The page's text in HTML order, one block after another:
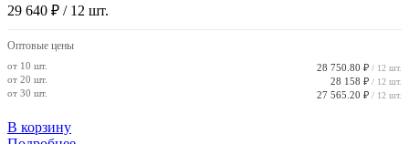
29 640 ₽ / 12 шт.
Оптовые цены
от 10 шт. 28 750.80 ₽ / 12 шт.
от 20 шт. 28 158 ₽ / 12 шт.
от 30 шт. 27 565.20 ₽ / 12 шт.
В корзину